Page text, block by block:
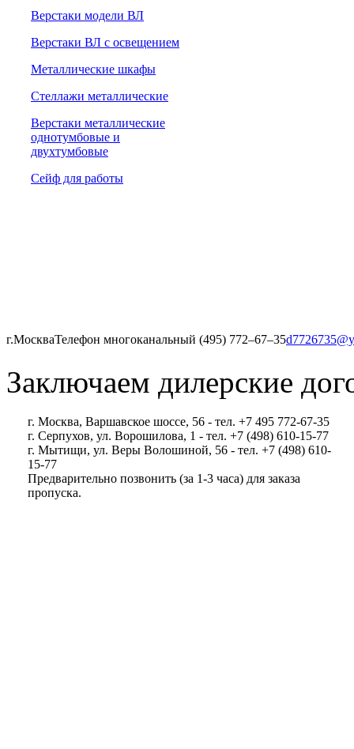
Верстаки модели ВЛ
Верстаки ВЛ с освещением
Металлические шкафы
Стеллажи металлические
Верстаки металлические
однотумбовые и
двухтумбовые
Сейф для работы
г.МоскваТелефон многоканальный (495) 772‒67‒35
Заключаем дилерские
г. Москва, Варшавское шоссе, 56 - тел. +7 495 772-67-35
г. Серпухов, ул. Ворошилова, 1 - тел. +7 (498) 610-15-77
г. Мытищи, ул. Веры Волошиной, 56 - тел. +7 (498) 610-
15-77
Предварительно позвонить (за 1-3 часа) для заказа
пропуска.